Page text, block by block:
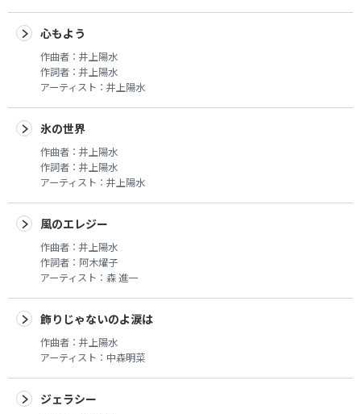
心もよう
作曲者： 井上陽水
作詞者： 井上陽水
アーティスト： 井上陽水
氷の世界
作曲者： 井上陽水
作詞者： 井上陽水
アーティスト： 井上陽水
風のエレジー
作曲者： 井上陽水
作詞者： 阿木燿子
アーティスト： 森 進一
飾りじゃないのよ涙は
作曲者： 井上陽水
アーティスト： 中森明菜
ジェラシー